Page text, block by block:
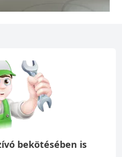
bekötésében is